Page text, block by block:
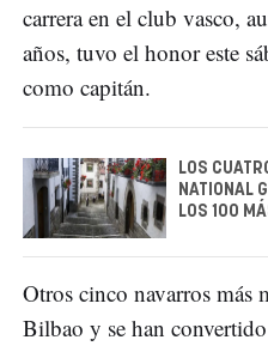
carrera en el club vasco,
años, tuvo el honor este
como capitán.
LOS
NATIONAL
LOS 100
Otros cinco navarros
Bilbao y se han